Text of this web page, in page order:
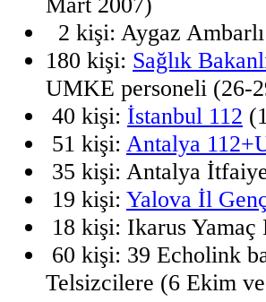
2 kişi: Aygaz
180 kişi: Sağlık
UMKE personeli (26-
40 kişi: İstanbul 112
51 kişi: Antalya
35 kişi: Antalya
19 kişi: Yalova İl
18 kişi: Ikarus
60 kişi: 39 Echolink
Telsizcilere (6 Ekim